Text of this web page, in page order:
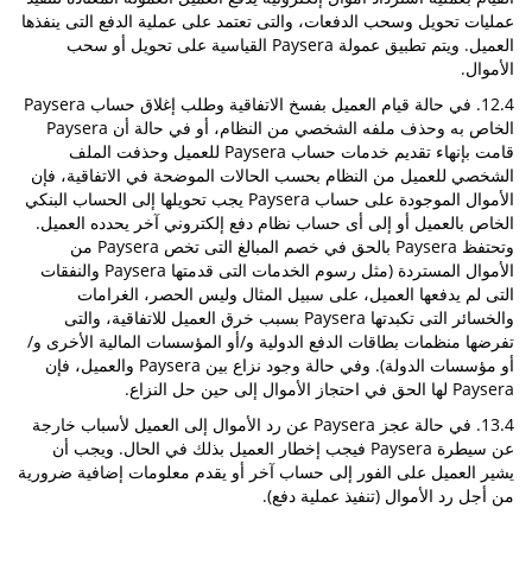
عمليات تحويل وسحب الدفعات، والتى تعتمد على عملية الدفع التى ينفذها
العميل. ويتم تطبيق عمولة Paysera القياسية على تحويل أو سحب
الأموال.
12.4. في حالة قيام العميل بفسخ الاتفاقية وطلب إغلاق حساب Paysera
الخاص به وحذف ملفه الشخصي من النظام، أو في حالة أن Paysera
قامت بإنهاء تقديم خدمات حساب Paysera للعميل وحذفت الملف
الشخصي للعميل من النظام بحسب الحالات الموضحة في الاتفاقية، فإن
الأموال الموجودة على حساب Paysera يجب تحويلها إلى الحساب البنكي
الخاص بالعميل أو إلى أى حساب نظام دفع إلكتروني آخر يحدده العميل.
وتحتفظ Paysera بالحق في خصم المبالغ التى تخص Paysera من
الأموال المستردة (مثل رسوم الخدمات التى قدمتها Paysera والنفقات
التى لم يدفعها العميل، على سبيل المثال وليس الحصر، الغرامات
والخسائر التى تكبدتها Paysera بسبب خرق العميل للاتفاقية، والتى
تفرضها منظمات بطاقات الدفع الدولية و/أو المؤسسات المالية الأخرى و/
أو مؤسسات الدولة). وفي حالة وجود نزاع بين Paysera والعميل، فإن
Paysera لها الحق في احتجاز الأموال إلى حين حل النزاع.
13.4. في حالة عجز Paysera عن رد الأموال إلى العميل لأسباب خارجة
عن سيطرة Paysera فيجب إخطار العميل بذلك في الحال. ويجب أن
يشير العميل على الفور إلى حساب آخر أو يقدم معلومات إضافية ضرورية
من أجل رد الأموال (تنفيذ عملية دفع).